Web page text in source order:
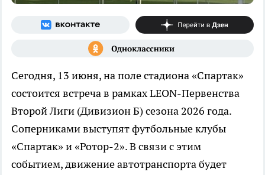
Сегодня, 13 июня, на поле стадиона «Спартак»
состоится встреча в рамках LEON-Первенства
Второй Лиги (Дивизион Б) сезона 2026 года.
Соперниками выступят футбольные клубы
«Спартак» и «Ротор-2». В связи с этим
событием, движение автотранспорта будет